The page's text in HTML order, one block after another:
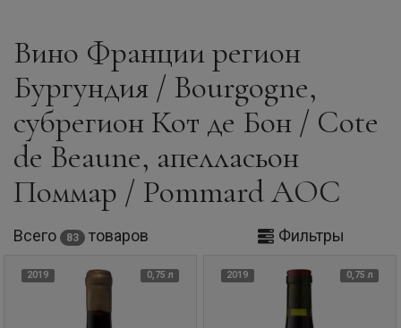
Вино Франции регион
Бургундия / Bourgogne,
субрегион Кот де Бон / Cote
de Beaune, апелласьон
Поммар / Pommard AOC
Всего 83 товаров Фильтры
2019 0,75 л 2019 0,75 л